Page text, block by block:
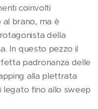
coinvolti
brano, ma è
della
In questo pezzo il
padronanza delle
alla plettrata
legato fino allo sweep